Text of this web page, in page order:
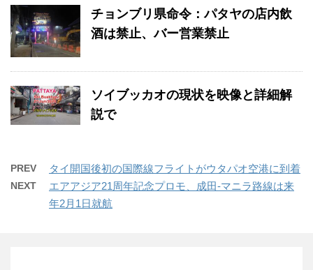
チョンブリ県命令：パタヤの店内飲
酒は禁止、バー営業禁止
ソイブッカオの現状を映像と詳細解
説で
PREV タイ開国後初の国際線フライトがウタパオ空港に到着
NEXT
エアアジア21周年記念プロモ、成田-マニラ路線は来
年2月1日就航